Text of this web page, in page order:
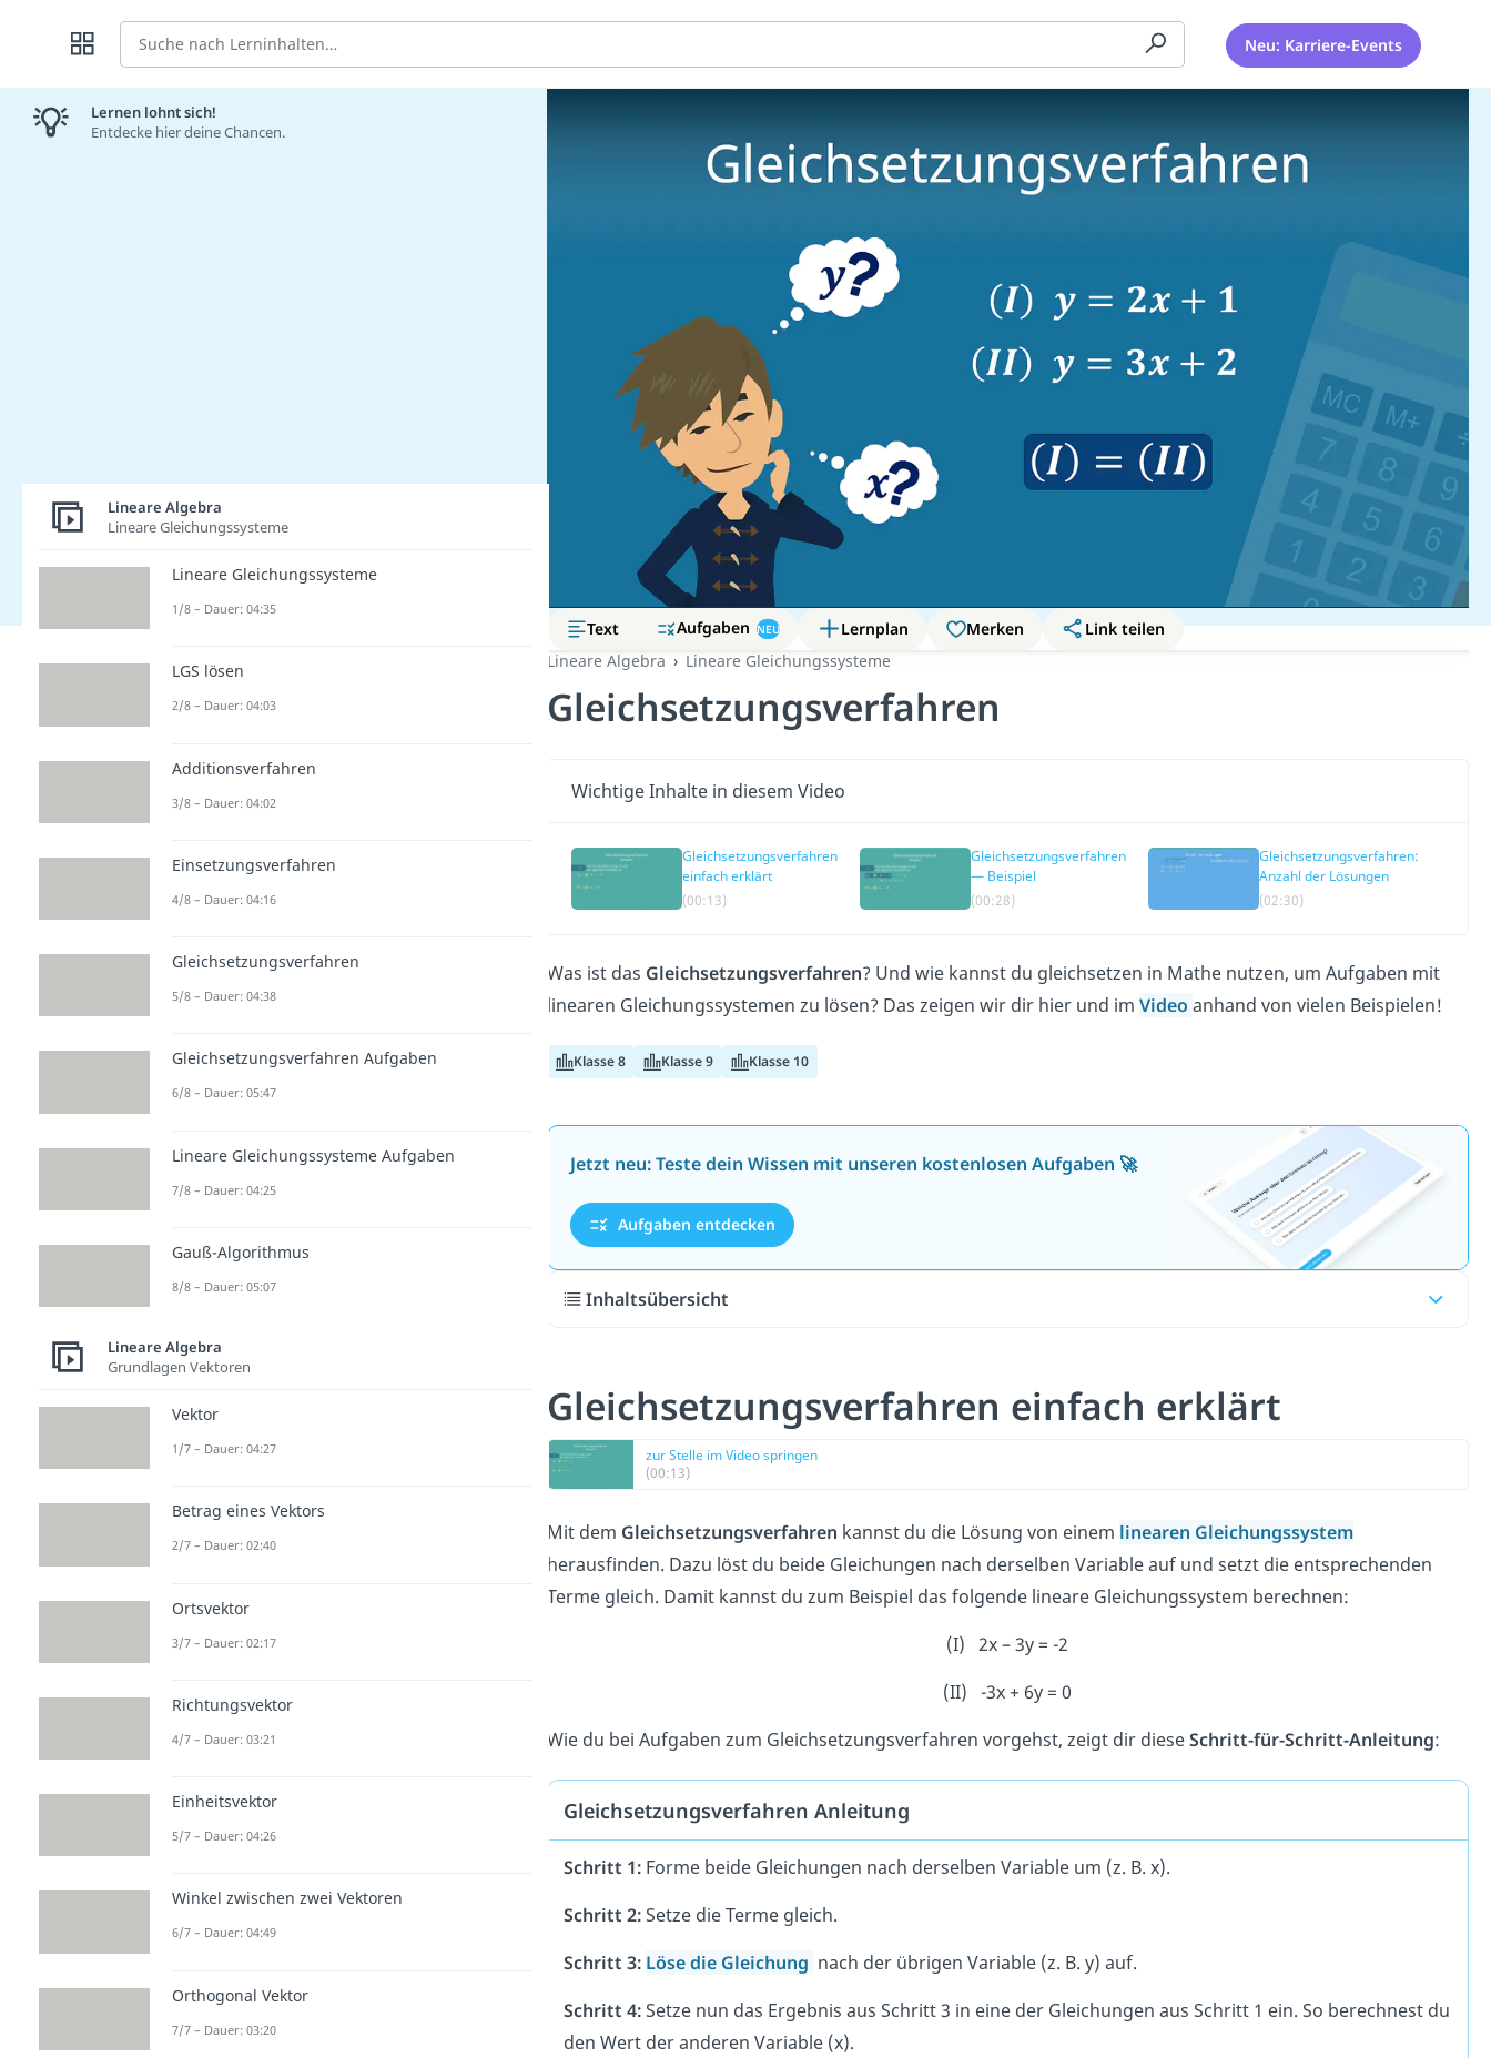
Suche Neu: Karriere-Events
Text Aufgaben NEU Lernplan Merken
Link teilen
Lineare Algebra
Lineare Gleichungssysteme
Gleichsetzungsverfahren
Wichtige Inhalte in diesem Video
Gleichsetzungsverfahren
einfach erklärt
(00:13)
Gleichsetzungsverfahren
— Beispiel
(00:28)
Gleichsetzungsverfahren:
Anzahl der Lösungen
(02:30)
Was ist das Gleichsetzungsverfahren? Und wie kannst du gleichsetzen in Mathe nutzen, um Aufgaben mit
linearen Gleichungssystemen zu lösen? Das zeigen wir dir hier und im Video anhand von vielen Beispielen!
Klasse 8 Klasse 9 Klasse 10
Jetzt neu: Teste dein Wissen mit unseren kostenlosen Aufgaben 🚀
Aufgaben entdecken
Inhaltsübersicht
Gleichsetzungsverfahren einfach erklärt
zur Stelle im Video springen
(00:13)
Mit dem Gleichsetzungsverfahren kannst du die Lösung von einem linearen Gleichungssystem
herausfinden. Dazu löst du beide Gleichungen nach derselben Variable auf und setzt die entsprechenden
Terme gleich. Damit kannst du zum Beispiel das folgende lineare Gleichungssystem berechnen:
(I) 2x – 3y = -2
(II) -3x + 6y = 0
Wie du bei Aufgaben zum Gleichsetzungsverfahren vorgehst, zeigt dir dieseSchritt-für-Schritt-Anleitung:
Gleichsetzungsverfahren Anleitung
Schritt 1:Forme beide Gleichungen nach derselben Variable um (z. B. x).
Schritt 2:Setze die Terme gleich.
Schritt 3: Löse die Gleichung nach der übrigen Variable (z. B. y) auf.
Schritt 4:Setze nun das Ergebnis aus Schritt 3 in eine der Gleichungen aus Schritt 1 ein. So berechnest du
den Wert der anderen Variable (x).
Lernen lohnt sich!
Entdecke hier deine Chancen.
Lineare Algebra
Lineare Gleichungssysteme
Lineare Gleichungssysteme
1/8 – Dauer: 04:35
LGS lösen
2/8 – Dauer: 04:03
Additionsverfahren
3/8 – Dauer: 04:02
Einsetzungsverfahren
4/8 – Dauer: 04:16
Gleichsetzungsverfahren
5/8 – Dauer: 04:38
Gleichsetzungsverfahren Aufgaben
6/8 – Dauer: 05:47
Lineare Gleichungssysteme Aufgaben
7/8 – Dauer: 04:25
Gauß-Algorithmus
8/8 – Dauer: 05:07
Lineare Algebra
Grundlagen Vektoren
Vektor
1/7 – Dauer: 04:27
Betrag eines Vektors
2/7 – Dauer: 02:40
Ortsvektor
3/7 – Dauer: 02:17
Richtungsvektor
4/7 – Dauer: 03:21
Einheitsvektor
5/7 – Dauer: 04:26
Winkel zwischen zwei Vektoren
6/7 – Dauer: 04:49
Orthogonal Vektor
7/7 – Dauer: 03:20